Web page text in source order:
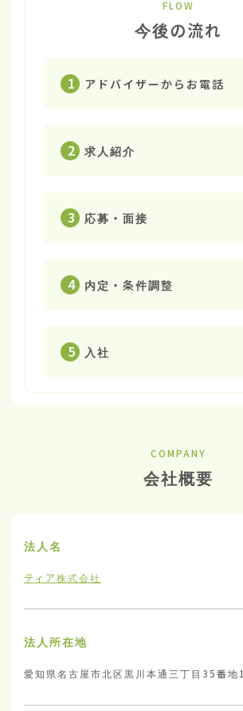
FLOW
今後の流れ
1 アドバイザーからお電話
2 求人紹介
3 応募・面接
4 内定・条件調整
5 入社
COMPANY
会社概要
法人名
ティア株式会社
法人所在地
愛知県名古屋市北区黒川本通三丁目35番地1